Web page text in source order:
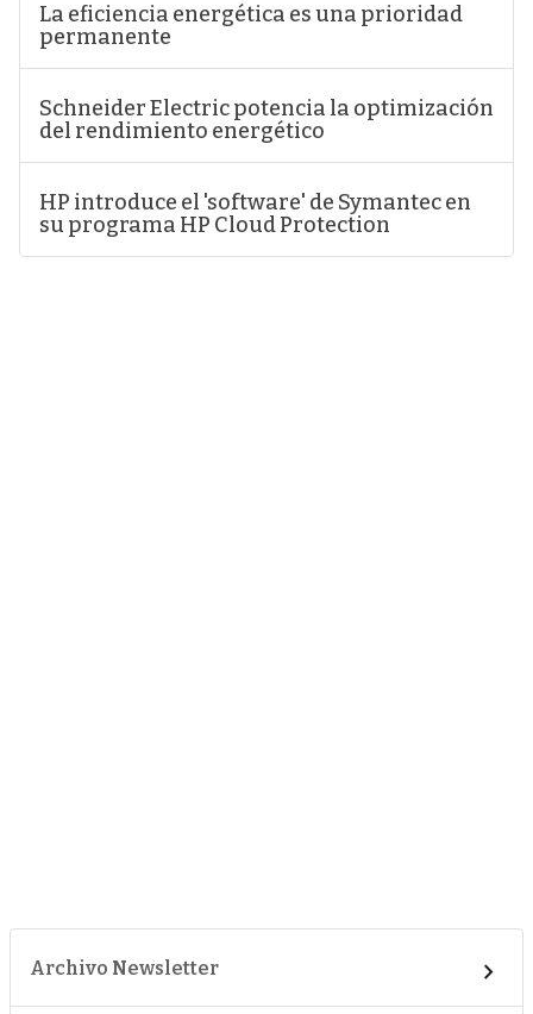
La eficiencia energética es una prioridad
permanente
Schneider Electric potencia la optimización
del rendimiento energético
HP introduce el 'software' de Symantec en
su programa HP Cloud Protection
Archivo Newsletter